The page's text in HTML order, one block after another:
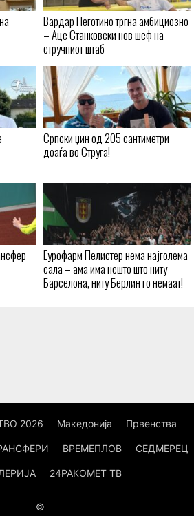
Вардар Неготино тргна амбициозно
– Аце Станковски нов шеф на
стручниот штаб
Српски џин од 205 сантиметри
доаѓа во Струга!
Еурофарм Пелистер нема најголема
сала – ама има нешто што ниту
Барселона, ниту Берлин го немаат!
2026 Македонија Првенства
ВРЕМЕПЛОВ СЕДМЕРЕЦ
24РАКОМЕТ ТВ
©